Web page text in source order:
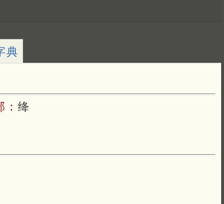
典
绛